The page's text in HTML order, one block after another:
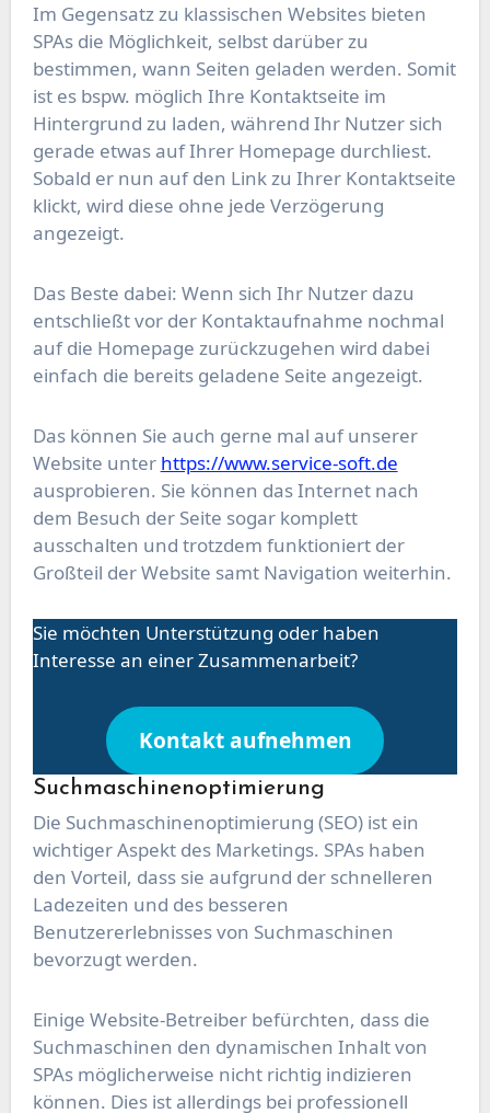
Im Gegensatz zu klassischen Websites bieten
SPAs die Möglichkeit, selbst darüber zu
bestimmen, wann Seiten geladen werden. Somit
ist es bspw. möglich Ihre Kontaktseite im
Hintergrund zu laden, während Ihr Nutzer sich
gerade etwas auf Ihrer Homepage durchliest.
Sobald er nun auf den Link zu Ihrer Kontaktseite
klickt, wird diese ohne jede Verzögerung
angezeigt.
Das Beste dabei: Wenn sich Ihr Nutzer dazu
entschließt vor der Kontaktaufnahme nochmal
auf die Homepage zurückzugehen wird dabei
einfach die bereits geladene Seite angezeigt.
Das können Sie auch gerne mal auf unserer
Website unter https://www.service-soft.de
ausprobieren. Sie können das Internet nach
dem Besuch der Seite sogar komplett
ausschalten und trotzdem funktioniert der
Großteil der Website samt Navigation weiterhin.
Sie möchten Unterstützung oder haben
Interesse an einer Zusammenarbeit?
Kontakt aufnehmen
Suchmaschinenoptimierung
Die Suchmaschinenoptimierung (SEO) ist ein
wichtiger Aspekt des Marketings. SPAs haben
den Vorteil, dass sie aufgrund der schnelleren
Ladezeiten und des besseren
Benutzererlebnisses von Suchmaschinen
bevorzugt werden.
Einige Website-Betreiber befürchten, dass die
Suchmaschinen den dynamischen Inhalt von
SPAs möglicherweise nicht richtig indizieren
können. Dies ist allerdings bei professionell